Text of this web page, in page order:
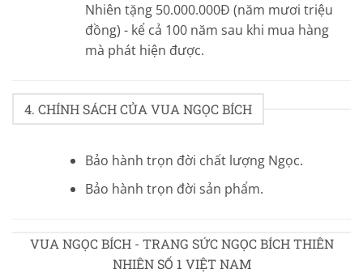
Nhiên tặng 50.000.000Đ (năm mươi triệu
đồng) - kể cả 100 năm sau khi mua hàng
mà phát hiện được.
4. CHÍNH SÁCH CỦA VUA NGỌC BÍCH
Bảo hành trọn đời chất lượng Ngọc.
Bảo hành trọn đời sản phẩm.
VUA NGỌC BÍCH - TRANG SỨC NGỌC BÍCH THIÊN
NHIÊN SỐ 1 VIỆT NAM